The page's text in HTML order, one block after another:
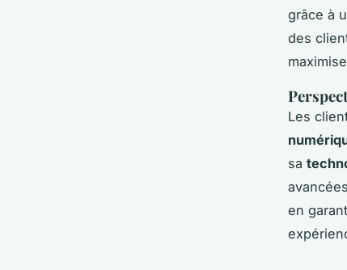
grâce à
des
Les
sa
en